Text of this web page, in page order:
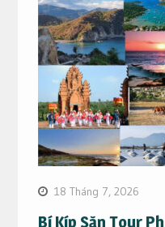
18 Tháng 7, 2026
Bí Kíp Săn Tour